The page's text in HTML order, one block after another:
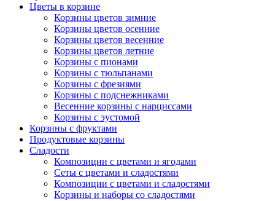
Цветы в корзине
Корзины цветов зимние
Корзины цветов осенние
Корзины цветов весенние
Корзины цветов летние
Корзины с пионами
Корзины с тюльпанами
Корзины с фрезиями
Корзины с подснежниками
Весенние корзины с нарциссами
Корзины с эустомой
Корзины с фруктами
Продуктовые корзины
Сладости
Композиции с цветами и ягодами
Сеты с цветами и сладостями
Композиции с цветами и сладостями
Корзины и наборы со сладостями